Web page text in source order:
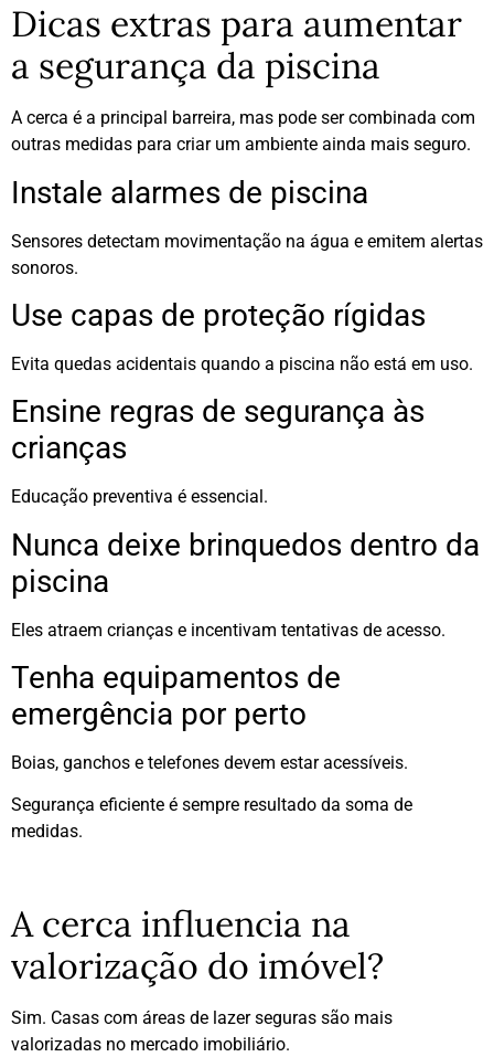
Dicas extras para aumentar
a segurança da piscina
A cerca é a principal barreira, mas pode ser combinada com
outras medidas para criar um ambiente ainda mais seguro.
Instale alarmes de piscina
Sensores detectam movimentação na água e emitem alertas
sonoros.
Use capas de proteção rígidas
Evita quedas acidentais quando a piscina não está em uso.
Ensine regras de segurança às
crianças
Educação preventiva é essencial.
Nunca deixe brinquedos dentro da
piscina
Eles atraem crianças e incentivam tentativas de acesso.
Tenha equipamentos de
emergência por perto
Boias, ganchos e telefones devem estar acessíveis.
Segurança eficiente é sempre resultado da soma de
medidas.
A cerca influencia na
valorização do imóvel?
Sim. Casas com áreas de lazer seguras são mais
valorizadas no mercado imobiliário.